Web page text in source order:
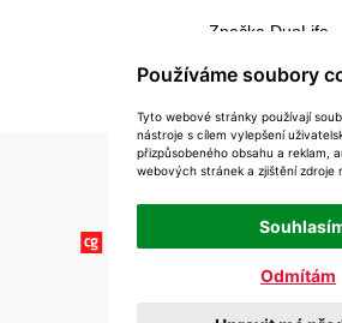
Používáme soubory
Tyto webové stránky používají
nástroje s cílem vylepšení
přizpůsobeného obsahu a reklam,
webových stránek a zjištění zdroje
Odmítám
Značka DuoLife
Kontakty